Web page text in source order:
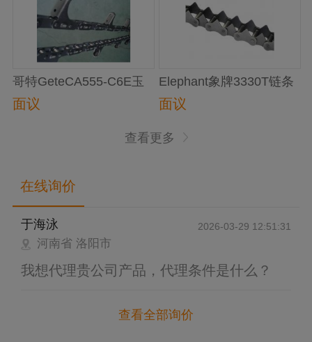
哥特GeteCA555-C6E玉
米收割链
面议
Elephant象牌3330T链条
面议
查看更多
在线询价
于海泳 2026-03-29 12:51:31
河南省 洛阳市
我想代理贵公司产品，代理条件是什么？
查看全部询价